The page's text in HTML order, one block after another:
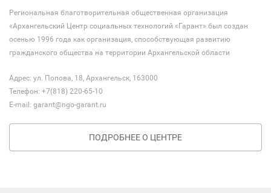
Региональная благотворительная общественная организация
«Архангельский Центр социальных технологий «Гарант» был создан
осенью 1996 года как организация, способствующая развитию
гражданского общества на территории Архангельской области
Адрес: ул. Попова, 18, Архангельск, 163000
Телефон: +7(818) 220-65-10
E-mail: garant@ngo-garant.ru
ПОДРОБНЕЕ О ЦЕНТРЕ